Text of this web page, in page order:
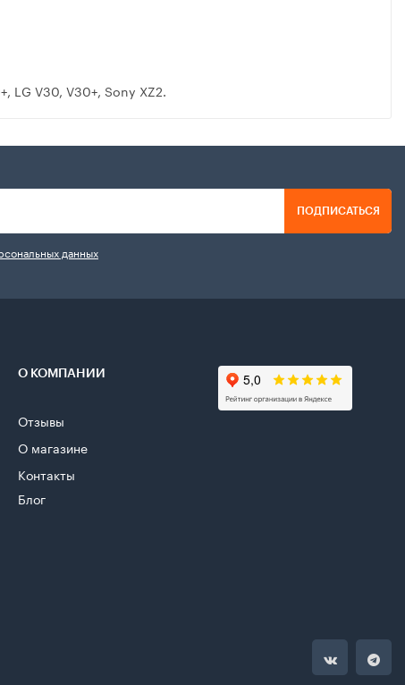
LG V30, V30+, Sony XZ2.
ПОДПИСАТЬСЯ
данных
О КОМПАНИИ
Отзывы
О магазине
Контакты
Блог